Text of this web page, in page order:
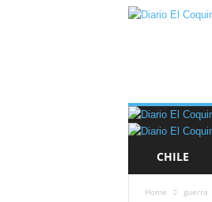
o
E
CHILE
Home guerra